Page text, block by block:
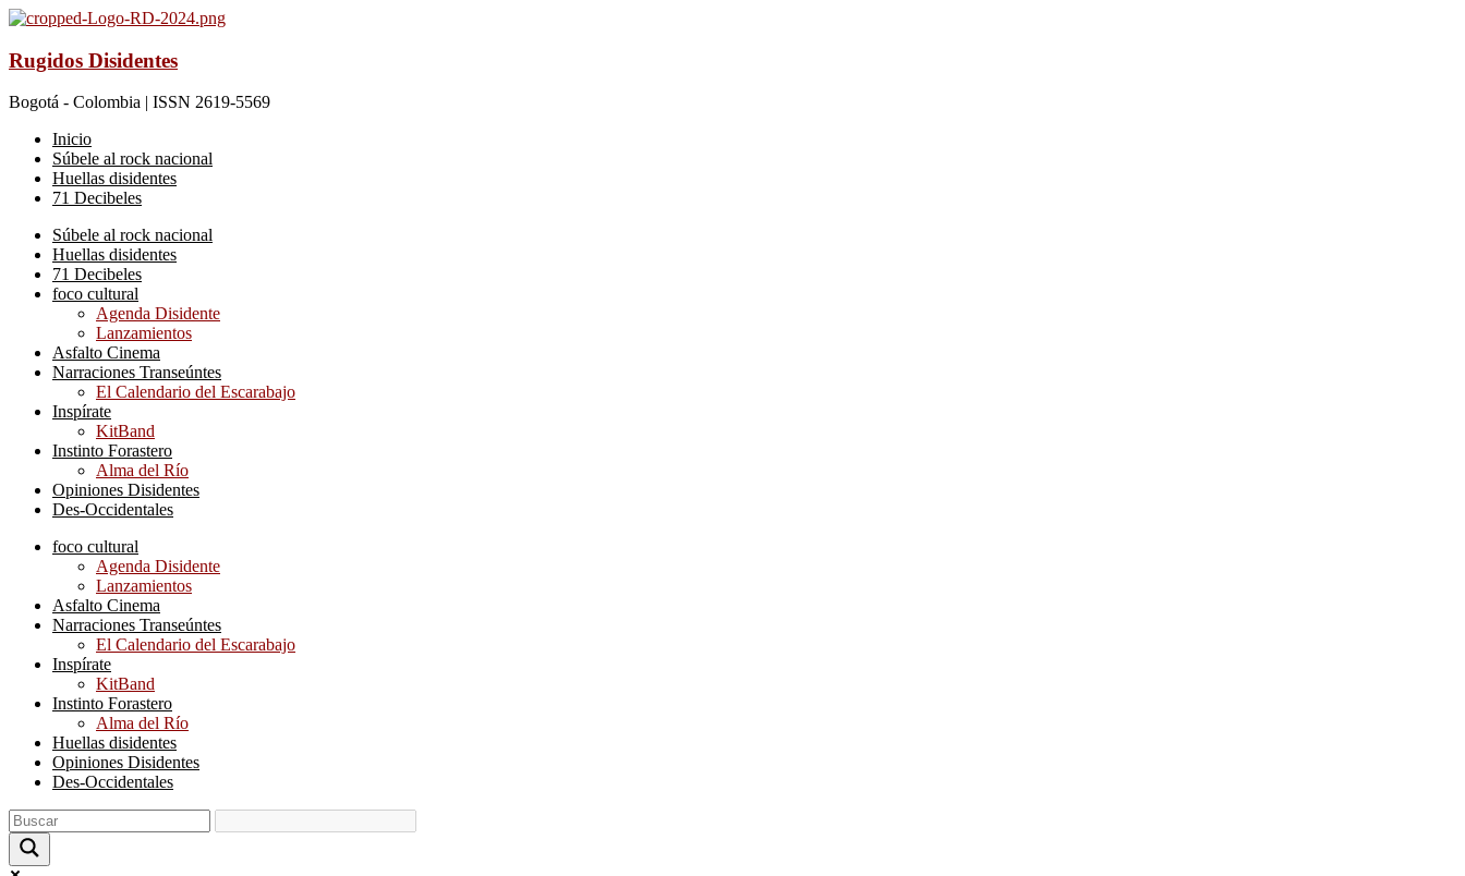
Rugidos Disidentes
Bogotá - Colombia | ISSN 2619-5569
Inicio
Súbele al rock nacional
Huellas disidentes
71 Decibeles
Súbele al rock nacional
Huellas disidentes
71 Decibeles
foco cultural
Agenda Disidente
Lanzamientos
Asfalto Cinema
Narraciones Transeúntes
El Calendario del Escarabajo
Inspírate
KitBand
Instinto Forastero
Alma del Río
Opiniones Disidentes
Des-Occidentales
foco cultural
Agenda Disidente
Lanzamientos
Asfalto Cinema
Narraciones Transeúntes
El Calendario del Escarabajo
Inspírate
KitBand
Instinto Forastero
Alma del Río
Huellas disidentes
Opiniones Disidentes
Des-Occidentales